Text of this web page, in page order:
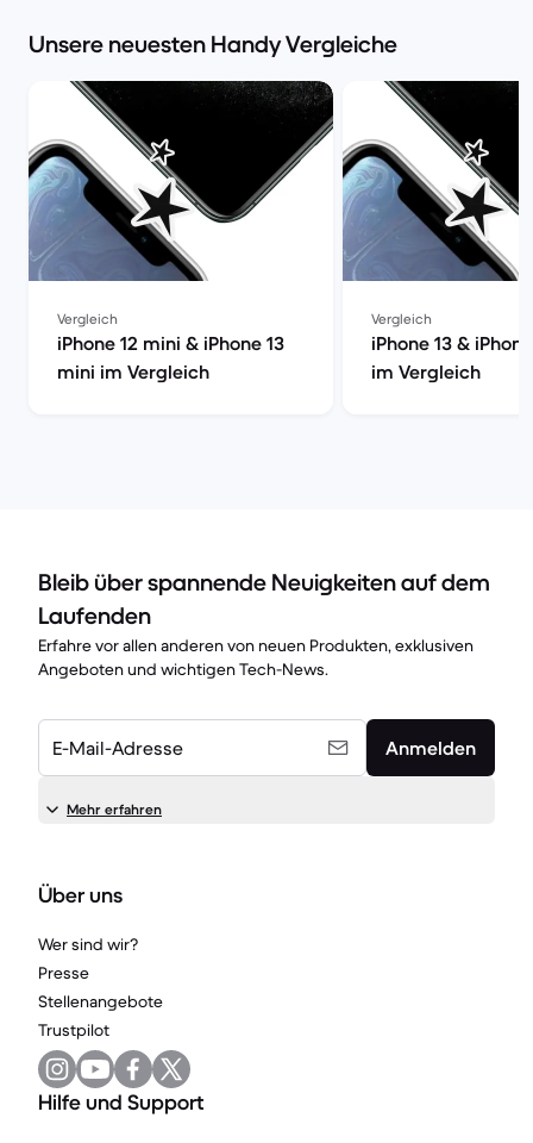
Unsere neuesten Handy Vergleiche
Vergleich
iPhone 12 mini & iPhone 13
mini im Vergleich
Vergleich
iPhone 13 &
im Vergleich
Bleib über spannende Neuigkeiten auf dem
Laufenden
Erfahre vor allen anderen von neuen Produkten, exklusiven
Angeboten und wichtigen Tech-News.
E-Mail-Adresse Anmelden
Mehr erfahren
Über uns
Wer sind wir?
Presse
Stellenangebote
Trustpilot
Hilfe und Support